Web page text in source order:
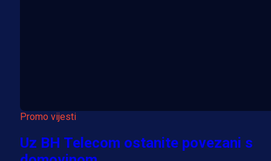
Promo vijesti
Uz BH Telecom ostanite povezani s